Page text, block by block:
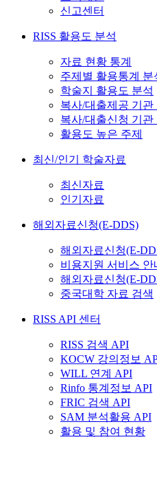
신고센터
RISS 활용도 분석
자료 현황 통계
주제별 활용통계 분
학술지 활용도 분석
복사/대출제공 기관
복사/대출신청 기관
활용도 높은 주제
최신/인기 학술자료
최신자료
인기자료
해외자료신청(E-DDS)
해외자료신청(E-
비용지원 서비스 안
해외자료신청(E-
중국대학 자료 검색
RISS API 센터
RISS 검색 API
KOCW 강의정보
WILL 연계 API
Rinfo 통계정보 API
FRIC 검색 API
SAM 분석활용 API
활용 및 참여 현황